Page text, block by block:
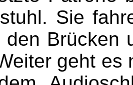
Sie
den Brücken
geht es